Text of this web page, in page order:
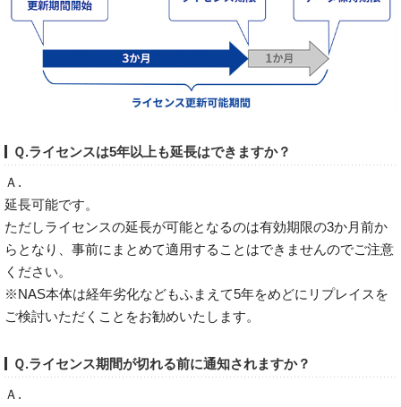
Ｑ.ライセンスは5年以上も延長はできますか？
Ａ.
延長可能です。
ただしライセンスの延長が可能となるのは有効期限の3か月前か
らとなり、事前にまとめて適用することはできませんのでご注意
ください。
※NAS本体は経年劣化などもふまえて5年をめどにリプレイスを
ご検討いただくことをお勧めいたします。
Ｑ.ライセンス期間が切れる前に通知されますか？
Ａ.